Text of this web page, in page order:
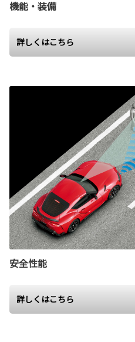
機能・装備
詳しくはこちら
安全性能
詳しくはこちら